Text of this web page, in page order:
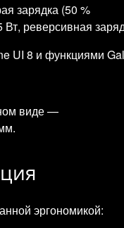
зарядка (50 %
реверсивная
UI 8 и функциями
виде —
эргономикой: